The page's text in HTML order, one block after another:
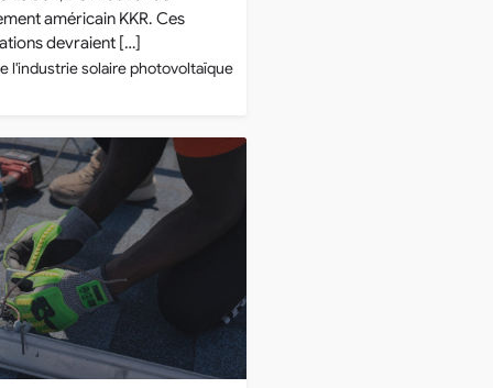
américain KKR. Ces
devraient […]
l'industrie solaire photovoltaïque